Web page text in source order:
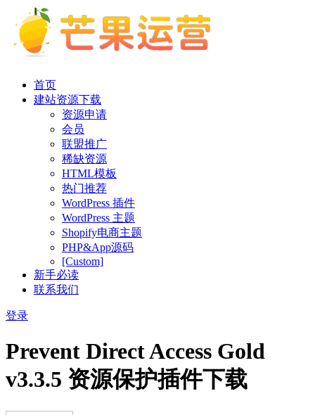
首页
建站资源下载
资源申请
会员
联盟推广
稀缺资源
HTML模板
热门推荐
WordPress 插件
WordPress 主题
Shopify电商主题
PHP&App源码
[Custom]
新手必读
联系我们
登录
Prevent Direct Access Gold
v3.3.5 资源保护插件下载